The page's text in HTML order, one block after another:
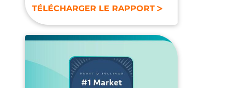
TÉLÉCHARGER LE RAPPORT